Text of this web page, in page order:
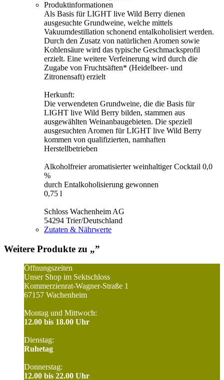
Produktinformationen
Als Basis für LIGHT live Wild Berry dienen
ausgesuchte Grundweine, welche mittels
Vakuumdestillation schonend entalkoholisiert werden.
Durch den Zusatz von natürlichen Aromen sowie
Kohlensäure wird das typische Geschmacksprofil
erzielt. Eine weitere Verfeinerung wird durch die
Zugabe von Fruchtsäften* (Heidelbeer- und
Zitronensaft) erzielt
Herkunft:
Die verwendeten Grundweine, die die Basis für
LIGHT live Wild Berry bilden, stammen aus
ausgewählten Weinanbaugebieten. Die speziell
ausgesuchten Aromen für LIGHT live Wild Berry
kommen von qualifizierten, namhaften
Herstellbetrieben
Alkoholfreier aromatisierter weinhaltiger Cocktail 0,0
%
durch Entalkoholisierung gewonnen
0,75 l
Schloss Wachenheim AG
54294 Trier/Deutschland
Zutaten & Nährwerte
Weitere Produkte zu „”
Öffnungszeiten
Unser Shop im Sektschloss
Kommerzienrat-Wagner-Straße 1
67157 Wachenheim
Montag und Mittwoch:
12.00 bis 18.00 Uhr
Dienstag:
Ruhetag
Donnerstag:
12.00 bis 22.00 Uhr